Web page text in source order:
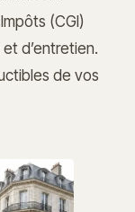
(CGI)
d’entretien.
de vos